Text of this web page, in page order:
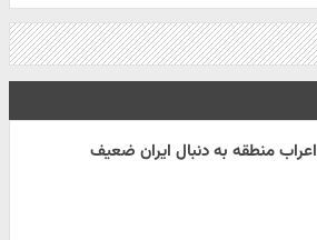
اعراب منطقه به دنبال ایران ضعیف